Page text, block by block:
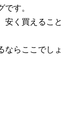
す。
安く買えること
ならここでしょ